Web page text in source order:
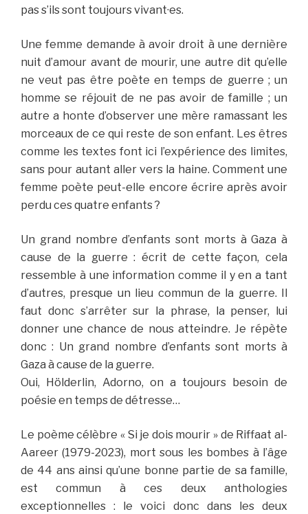
pas s’ils sont toujours vivant·es.
Une femme demande à avoir droit à une dernière
nuit d’amour avant de mourir, une autre dit qu’elle
ne veut pas être poète en temps de guerre ; un
homme se réjouit de ne pas avoir de famille ; un
autre a honte d’observer une mère ramassant les
morceaux de ce qui reste de son enfant. Les êtres
comme les textes font ici l’expérience des limites,
sans pour autant aller vers la haine. Comment une
femme poète peut-elle encore écrire après avoir
perdu ces quatre enfants ?
Un grand nombre d’enfants sont morts à Gaza à
cause de la guerre : écrit de cette façon, cela
ressemble à une information comme il y en a tant
d’autres, presque un lieu commun de la guerre. Il
faut donc s’arrêter sur la phrase, la penser, lui
donner une chance de nous atteindre. Je répète
donc : Un grand nombre d’enfants sont morts à
Gaza à cause de la guerre.
Oui, Hölderlin, Adorno, on a toujours besoin de
poésie en temps de détresse…
Le poème célèbre « Si je dois mourir » de Riffaat al-
Aareer (1979-2023), mort sous les bombes à l’âge
de 44 ans ainsi qu’une bonne partie de sa famille,
est commun à ces deux anthologies
exceptionnelles : le voici donc dans les deux